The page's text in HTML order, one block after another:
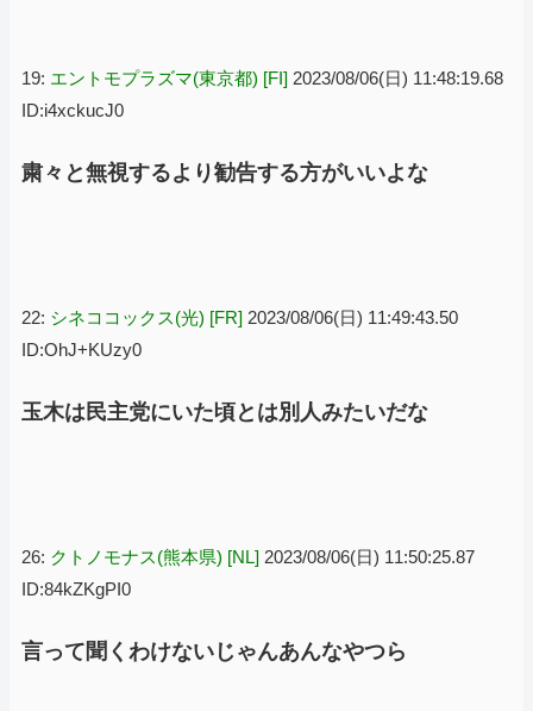
19: エントモプラズマ(東京都) [FI] 2023/08/06(日) 11:48:19.68
ID:i4xckucJ0
粛々と無視するより勧告する方がいいよな
22: シネココックス(光) [FR] 2023/08/06(日) 11:49:43.50
ID:OhJ+KUzy0
玉木は民主党にいた頃とは別人みたいだな
26: クトノモナス(熊本県) [NL] 2023/08/06(日) 11:50:25.87
ID:84kZKgPI0
言って聞くわけないじゃんあんなやつら